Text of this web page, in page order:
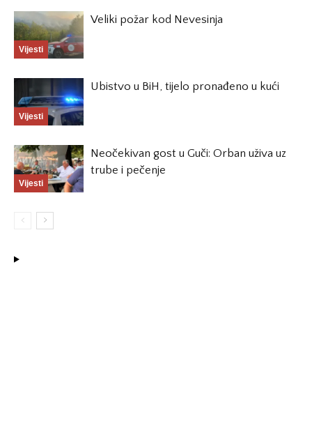
Vijesti
Veliki požar kod Nevesinja
Vijesti
Ubistvo u BiH, tijelo pronađeno u kući
Vijesti
Neočekivan gost u Guči: Orban uživa uz
trube i pečenje